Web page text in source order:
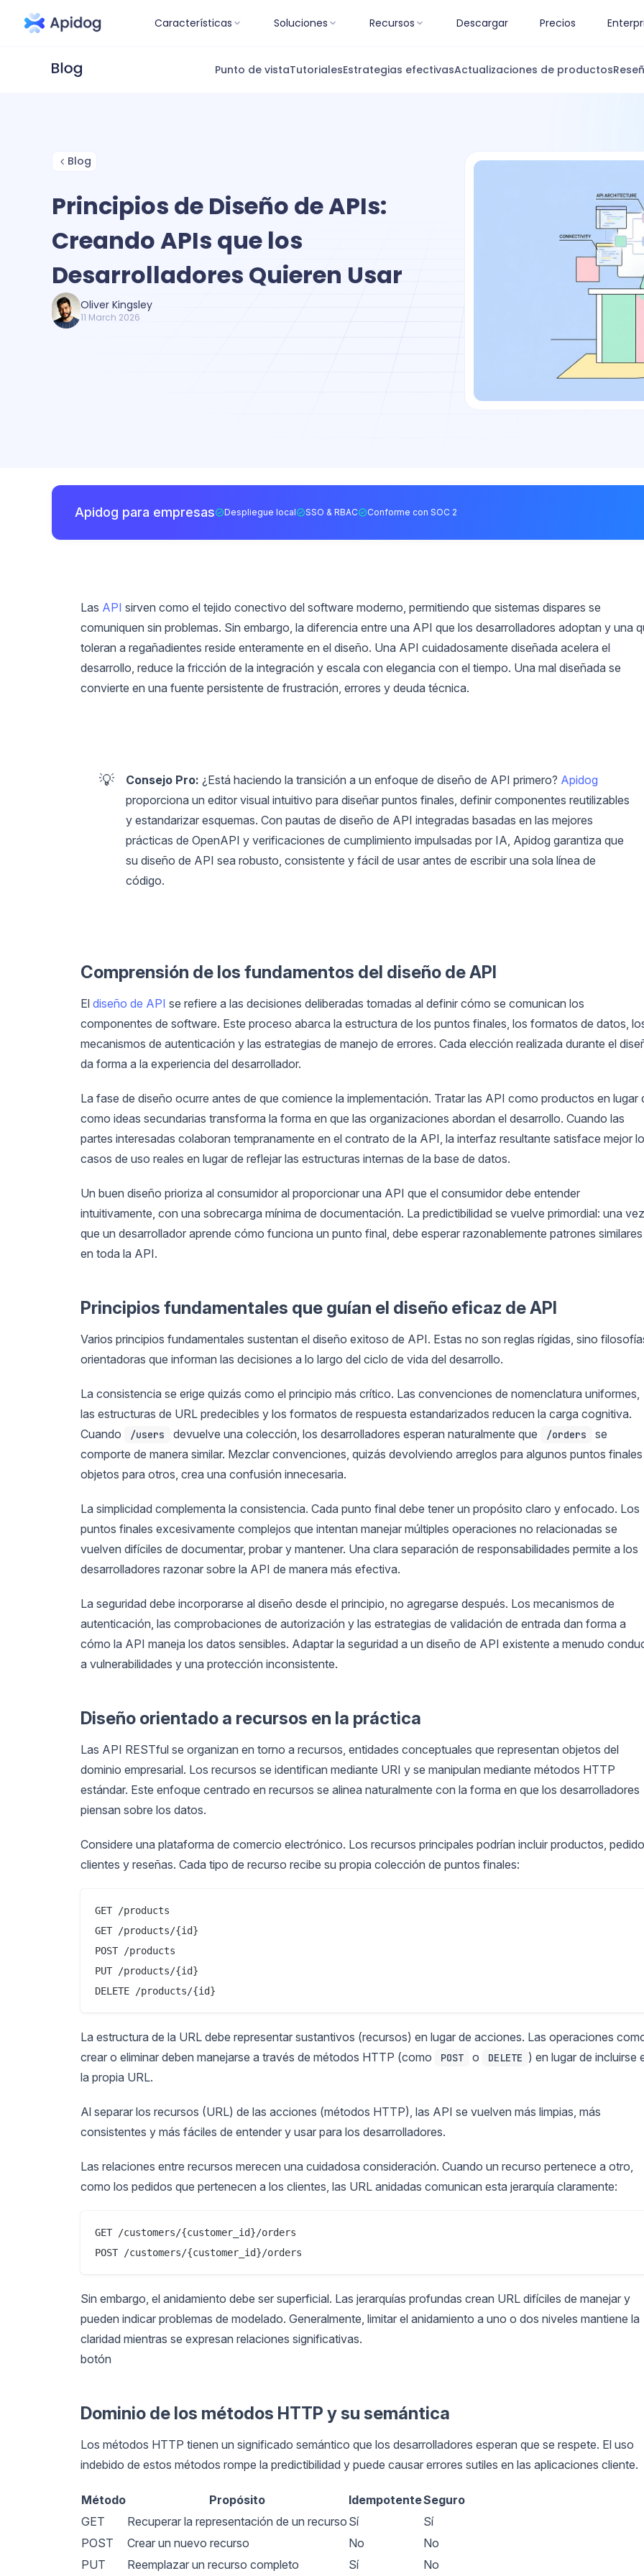
Características Soluciones Recursos Descargar Precios
Punto de vistaTutorialesEstrategias efectivasActualizaciones de productos
Blog
Principios de Diseño de APIs:
Creando APIs que los
Desarrolladores Quieren Usar
Oliver Kingsley
11 March 2026
Apidog para empresas Despliegue local SSO & RBAC Conforme con SOC 2
Las API sirven como el tejido conectivo del software moderno, permitiendo que sistemas dispares se
comuniquen sin problemas. Sin embargo, la diferencia entre una API que los desarrolladores adoptan y una
toleran a regañadientes reside enteramente en el diseño. Una API cuidadosamente diseñada acelera el
desarrollo, reduce la fricción de la integración y escala con elegancia con el tiempo. Una mal diseñada se
convierte en una fuente persistente de frustración, errores y deuda técnica.
💡 Consejo Pro: ¿Está haciendo la transición a un enfoque de diseño de API primero? Apidog
proporciona un editor visual intuitivo para diseñar puntos finales, definir componentes reutilizables
y estandarizar esquemas. Con pautas de diseño de API integradas basadas en las mejores
prácticas de OpenAPI y verificaciones de cumplimiento impulsadas por IA, Apidog garantiza que
su diseño de API sea robusto, consistente y fácil de usar antes de escribir una sola línea de
código.
Comprensión de los fundamentos del diseño de API
El diseño de API se refiere a las decisiones deliberadas tomadas al definir cómo se comunican los
componentes de software. Este proceso abarca la estructura de los puntos finales, los formatos de datos,
mecanismos de autenticación y las estrategias de manejo de errores. Cada elección realizada durante el
da forma a la experiencia del desarrollador.
La fase de diseño ocurre antes de que comience la implementación. Tratar las API como productos en lugar
como ideas secundarias transforma la forma en que las organizaciones abordan el desarrollo. Cuando las
partes interesadas colaboran tempranamente en el contrato de la API, la interfaz resultante satisface mejor
casos de uso reales en lugar de reflejar las estructuras internas de la base de datos.
Un buen diseño prioriza al consumidor al proporcionar una API que el consumidor debe entender
intuitivamente, con una sobrecarga mínima de documentación. La predictibilidad se vuelve primordial: una vez
que un desarrollador aprende cómo funciona un punto final, debe esperar razonablemente patrones similares
en toda la API.
Principios fundamentales que guían el diseño eficaz de API
Varios principios fundamentales sustentan el diseño exitoso de API. Estas no son reglas rígidas, sino
orientadoras que informan las decisiones a lo largo del ciclo de vida del desarrollo.
La consistencia se erige quizás como el principio más crítico. Las convenciones de nomenclatura uniformes,
las estructuras de URL predecibles y los formatos de respuesta estandarizados reducen la carga cognitiva.
Cuando
/users devuelve una colección, los desarrolladores esperan naturalmente que /orders
se
comporte de manera similar. Mezclar convenciones, quizás devolviendo arreglos para algunos puntos
objetos para otros, crea una confusión innecesaria.
La simplicidad complementa la consistencia. Cada punto final debe tener un propósito claro y enfocado. Los
puntos finales excesivamente complejos que intentan manejar múltiples operaciones no relacionadas se
vuelven difíciles de documentar, probar y mantener. Una clara separación de responsabilidades permite a los
desarrolladores razonar sobre la API de manera más efectiva.
La seguridad debe incorporarse al diseño desde el principio, no agregarse después. Los mecanismos de
autenticación, las comprobaciones de autorización y las estrategias de validación de entrada dan forma a
cómo la API maneja los datos sensibles. Adaptar la seguridad a un diseño de API existente a menudo
a vulnerabilidades y una protección inconsistente.
Diseño orientado a recursos en la práctica
Las API RESTful se organizan en torno a recursos, entidades conceptuales que representan objetos del
dominio empresarial. Los recursos se identifican mediante URI y se manipulan mediante métodos HTTP
estándar. Este enfoque centrado en recursos se alinea naturalmente con la forma en que los desarrolladores
piensan sobre los datos.
Considere una plataforma de comercio electrónico. Los recursos principales podrían incluir productos,
clientes y reseñas. Cada tipo de recurso recibe su propia colección de puntos finales:
GET /products
GET /products/{id}
POST /products
PUT /products/{id}
La estructura de la URL debe representar sustantivos (recursos) en lugar de acciones. Las operaciones
crear o eliminar deben manejarse a través de métodos HTTP (como
POST o DELETE ) en lugar de incluirse
la propia URL.
Al separar los recursos (URL) de las acciones (métodos HTTP), las API se vuelven más limpias, más
consistentes y más fáciles de entender y usar para los desarrolladores.
Las relaciones entre recursos merecen una cuidadosa consideración. Cuando un recurso pertenece a otro,
como los pedidos que pertenecen a los clientes, las URL anidadas comunican esta jerarquía claramente:
GET /customers/{customer_id}/orders
Sin embargo, el anidamiento debe ser superficial. Las jerarquías profundas crean URL difíciles de manejar y
pueden indicar problemas de modelado. Generalmente, limitar el anidamiento a uno o dos niveles mantiene la
claridad mientras se expresan relaciones significativas.
botón
Dominio de los métodos HTTP y su semántica
Los métodos HTTP tienen un significado semántico que los desarrolladores esperan que se respete. El uso
indebido de estos métodos rompe la predictibilidad y puede causar errores sutiles en las aplicaciones cliente.
Método Propósito IdempotenteSeguro
GET
Recuperar la representación de un recurso Sí
Sí
POST
Crear un nuevo recurso No
No
PUT
Reemplazar un recurso completo Sí No